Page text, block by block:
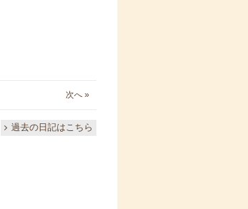
次へ »
過去の日記はこちら